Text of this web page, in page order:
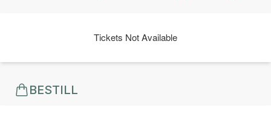
Tickets Not Available
BESTILL